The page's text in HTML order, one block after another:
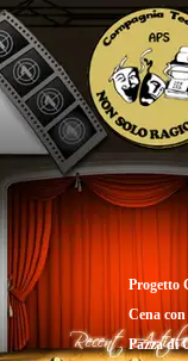
Progetto
Cena
Pazza di